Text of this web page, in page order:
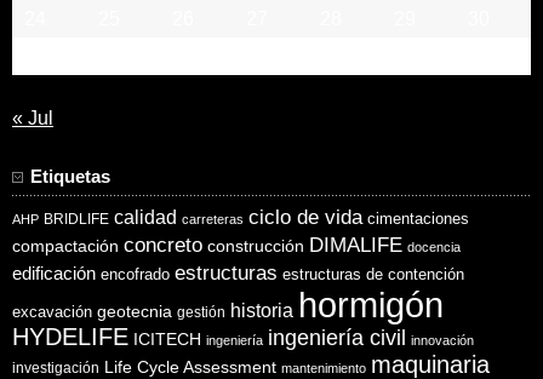
« Jul
Etiquetas
AHP BRIDLIFE calidad carreteras ciclo de vida cimentaciones
compactación concreto construcción DIMALIFE docencia
edificación encofrado estructuras estructuras de contención
excavación geotecnia gestión historia hormigón
HYDELIFE ICITECH ingeniería ingeniería civil innovación
investigación Life Cycle Assessment mantenimiento maquinaria